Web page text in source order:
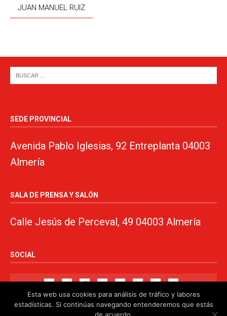
JUAN MANUEL RUIZ
SEDE PROVINCIAL
Avenida Pablo Iglesias, 92 Entreplanta 04003
Almería
SALA DE PRENSA Y SALÓN
Calle Jesús de Perceval, 49 04003 Almería
SOCIAL
Esta web usa cookies para análisis de tráfico y labores
estadísticas. Si continúas navegando entenderemos que estás